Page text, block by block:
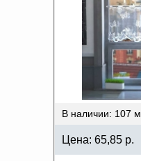
В наличии: 107 м.
Цена: 65,85 р.